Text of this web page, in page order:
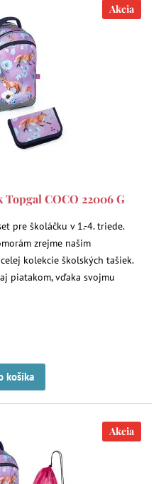
Akcia
COCO 22006 G
pre školáčku v 1.-4. triede.
zrejme našim
kolekcie školských tašiek.
piatakom, vďaka svojmu
košíka
Akcia